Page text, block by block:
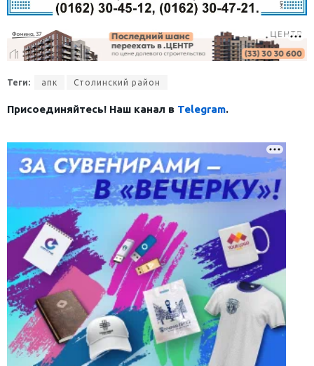
Теги: апк Столинский район
Присоединяйтесь! Наш канал в Telegram.